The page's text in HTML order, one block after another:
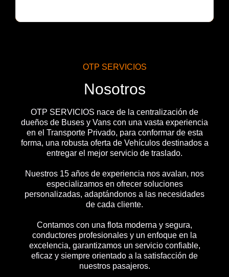
OTP SERVICIOS
Nosotros
OTP SERVICIOS nace de la centralización de
dueños de Buses y Vans con una vasta experiencia
en el Transporte Privado, para conformar de esta
forma, una robusta oferta de Vehículos destinados a
entregar el mejor servicio de traslado.
Nuestros 15 años de experiencia nos avalan, nos
especializamos en ofrecer soluciones
personalizadas, adaptándonos a las necesidades
de cada cliente.
Contamos con una flota moderna y segura,
conductores profesionales y un enfoque en la
excelencia, garantizamos un servicio confiable,
eficaz y siempre orientado a la satisfacción de
nuestros pasajeros.